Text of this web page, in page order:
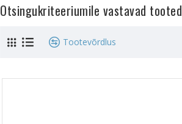
Otsingukriteeriumile vastavad tooted
Tootevõrdlus